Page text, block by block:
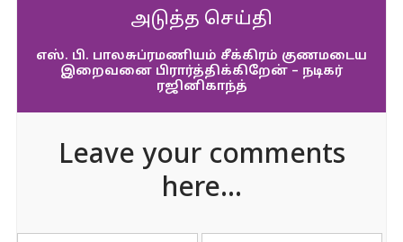
அடுத்த செய்தி
எஸ். பி. பாலசுப்ரமணியம் சீக்கிரம் குணமடைய
இறைவனை பிரார்த்திக்கிறேன் – நடிகர்
ரஜினிகாந்த்
Leave your comments
here...